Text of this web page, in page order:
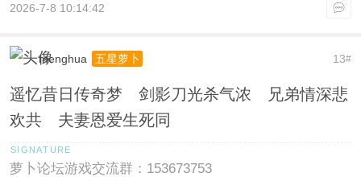
2026-7-8 10:14:42
13#
menghua 五星萝卜
遥忆昔日传奇梦 剑影刀光杀气浓 兄弟情深悲
欢共 夫妻恩爱生死同
萝卜论坛游戏交流群：153673753